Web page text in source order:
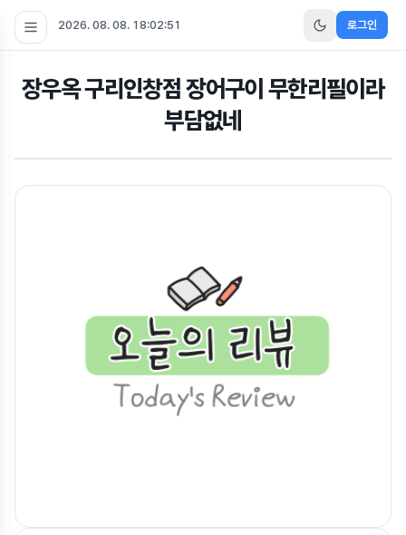
2026. 08. 08. 18:02:51 로그인
장우옥 구리인창점 장어구이 무한리필이라
부담없네